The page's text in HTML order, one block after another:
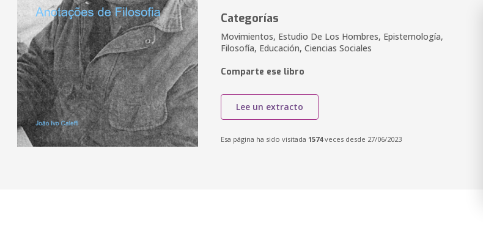
Categorías
Movimientos, Estudio De Los Hombres, Epistemología,
Filosofía, Educación, Ciencias Sociales
Comparte ese libro
Lee un extracto
Esa página ha sido visitada 1574veces desde 27/06/2023